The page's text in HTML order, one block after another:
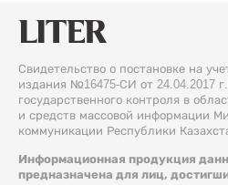
Свидетельство о постановке на
издания №16475-СИ от 24.04.2017
государственного контроля в
и средств массовой информации
коммуникации Республики
Информационная продукция
предназначена для лиц,